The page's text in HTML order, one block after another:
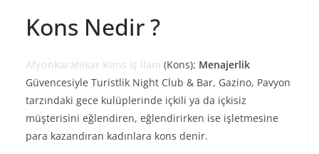
Kons Nedir ?
Afyonkarahisar Kons iş ilanı (Kons); Menajerlik
Güvencesiyle Turistlik Night Club & Bar, Gazino, Pavyon
tarzındaki gece kulüplerinde içkili ya da içkisiz
müşterisini eğlendiren, eğlendirirken ise işletmesine
para kazandıran kadınlara kons denir.